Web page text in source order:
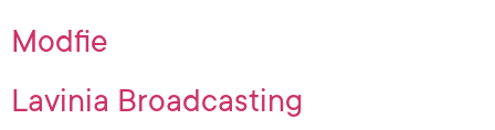
Modfie
Lavinia Broadcasting